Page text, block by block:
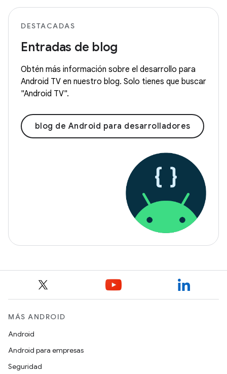
DESTACADAS
Entradas de blog
Obtén más información sobre el desarrollo para
Android TV en nuestro blog. Solo tienes que buscar
"Android TV".
blog de Android para desarrolladores
MÁS ANDROID
Android
Android para empresas
Seguridad